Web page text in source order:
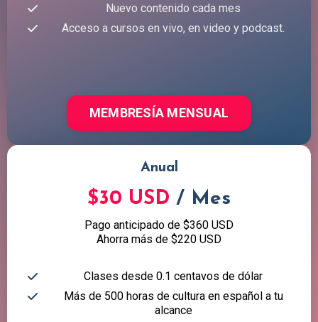
Nuevo contenido cada mes
Acceso a cursos en vivo, en video y podcast.
MEMBRESÍA MENSUAL
Anual
$30 USD / Mes
Pago anticipado de $360 USD
Ahorra más de $220 USD
Clases desde 0.1 centavos de dólar
Más de 500 horas de cultura en español a tu
alcance